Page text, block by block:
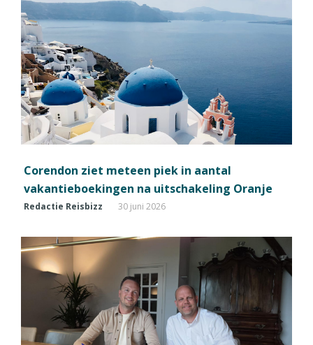
Corendon ziet meteen piek in aantal
vakantieboekingen na uitschakeling Oranje
Redactie Reisbizz 30 juni 2026